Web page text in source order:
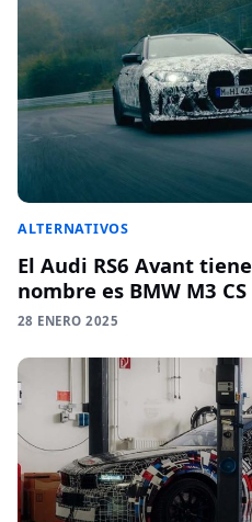
ALTERNATIVOS
El Audi RS6 Avant
nombre es BMW M3
28 ENERO 2025